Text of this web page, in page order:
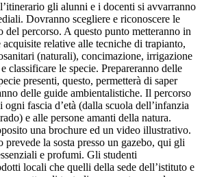
gli alunni e i docenti si avvarranno
Dovranno scegliere e riconoscere le
del percorso. A questo punto metteranno in
acquisite relative alle tecniche di trapianto,
(naturali), concimazione, irrigazione
classificare le specie. Prepareranno delle
presenti, questo, permetterà di saper
delle guide ambientalistiche. Il percorso
fascia d’età (dalla scuola dell’infanzia
e alle persone amanti della natura.
una brochure ed un video illustrativo.
prevede la sosta presso un gazebo, qui gli
e profumi. Gli studenti
locali che quelli della sede dell’istituto e